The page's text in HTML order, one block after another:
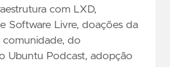
com LXD,
Software Livre, doações da
comunidade, do
Ubuntu Podcast, adopção